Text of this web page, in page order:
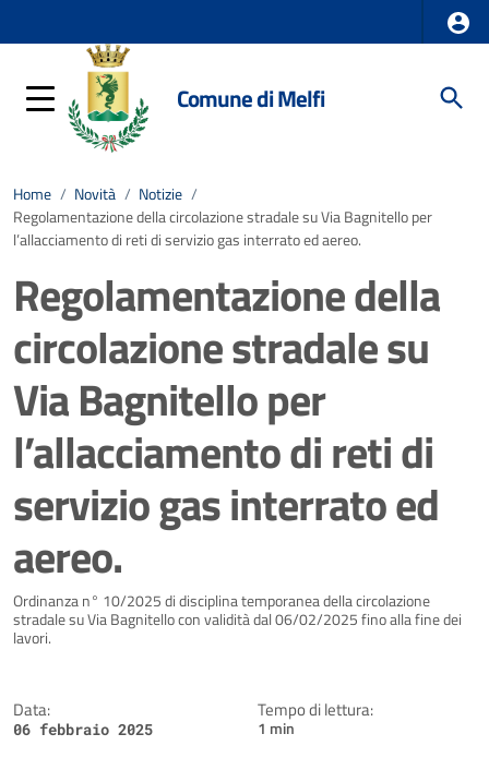
Comune di Melfi
Home / Novità / Notizie /
Regolamentazione della circolazione stradale su Via Bagnitello per
l’allacciamento di reti di servizio gas interrato ed aereo.
Regolamentazione della
circolazione stradale su
Via Bagnitello per
l’allacciamento di reti di
servizio gas interrato ed
aereo.
Dettagli della notizia
Ordinanza n° 10/2025 di disciplina temporanea della circolazione
stradale su Via Bagnitello con validità dal 06/02/2025 fino alla fine dei
lavori.
Data:
06 febbraio 2025
Tempo di lettura:
1 min